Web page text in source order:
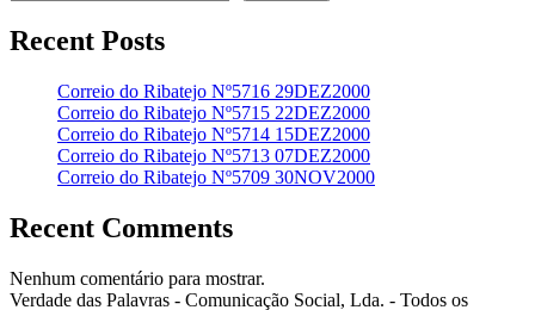
Recent Posts
Correio do Ribatejo Nº5716 29DEZ2000
Correio do Ribatejo Nº5715 22DEZ2000
Correio do Ribatejo Nº5714 15DEZ2000
Correio do Ribatejo Nº5713 07DEZ2000
Correio do Ribatejo Nº5709 30NOV2000
Recent Comments
Nenhum comentário para mostrar.
Verdade das Palavras - Comunicação Social, Lda. - Todos os